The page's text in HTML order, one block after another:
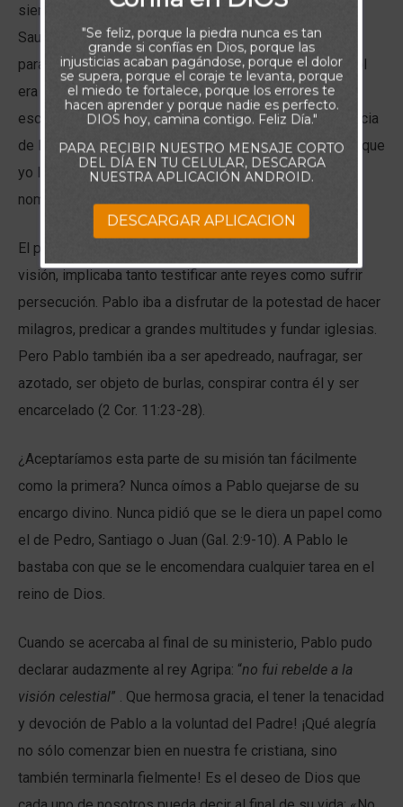
siempre. Dios hizo más en ese encuentro que salvar a
Saulo de su pecado; Él comenzó a revelar Su voluntad
para la vida de Pablo. La misión de Dios para El apóstol
era clara: “El Señor le dijo: Ve, porque instrumento
escogido me es este, para llevar mi nombre en presencia
de los gentiles, y de reyes, y de los hijos de Israel; porque
yo le mostraré cuánto le es necesario padecer por mi
nombre.” (Hch 9,15-16).
El plan de Dios para Pablo, revelado a través de una
visión, implicaba tanto testificar ante reyes como sufrir
persecución. Pablo iba a disfrutar de la potestad de hacer
milagros, predicar a grandes multitudes y fundar iglesias.
Pero Pablo también iba a ser apedreado, naufragar, ser
azotado, ser objeto de burlas, conspirar contra él y ser
encarcelado (2 Cor. 11:23-28).
¿Aceptaríamos esta parte de su misión tan fácilmente
como la primera? Nunca oímos a Pablo quejarse de su
encargo divino. Nunca pidió que se le diera un papel como
el de Pedro, Santiago o Juan (Gal. 2:9-10). A Pablo le
bastaba con que se le encomendara cualquier tarea en el
reino de Dios.
Cuando se acercaba al final de su ministerio, Pablo pudo
declarar audazmente al rey Agripa: “no fui rebelde a la
visión celestial” . Que hermosa gracia, el tener la tenacidad
y devoción de Pablo a la voluntad del Padre! ¡Qué alegría
no sólo comenzar bien en nuestra fe cristiana, sino
también terminarla fielmente! Es el deseo de Dios que
"Se feliz, porque la piedra nunca es tan
grande si confías en Dios, porque las
injusticias acaban pagándose, porque el dolor
se supera, porque el coraje te levanta, porque
el miedo te fortalece, porque los errores te
hacen aprender y porque nadie es perfecto.
DIOS hoy, camina contigo. Feliz Día."
PARA RECIBIR NUESTRO MENSAJE CORTO
DEL DÍA EN TU CELULAR, DESCARGA
NUESTRA APLICACIÓN ANDROID.
DESCARGAR APLICACION